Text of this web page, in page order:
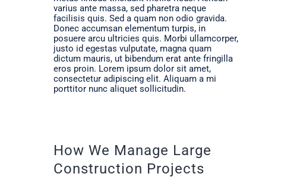
varius ante massa, sed pharetra neque
facilisis quis. Sed a quam non odio gravida.
Donec accumsan elementum turpis, in
posuere arcu ultricies quis. Morbi ullamcorper,
justo id egestas vulputate, magna quam
dictum mauris, ut bibendum erat ante fringilla
eros proin. Lorem ipsum dolor sit amet,
consectetur adipiscing elit. Aliquam a mi
porttitor nunc aliquet sollicitudin.
How We Manage Large
Construction Projects